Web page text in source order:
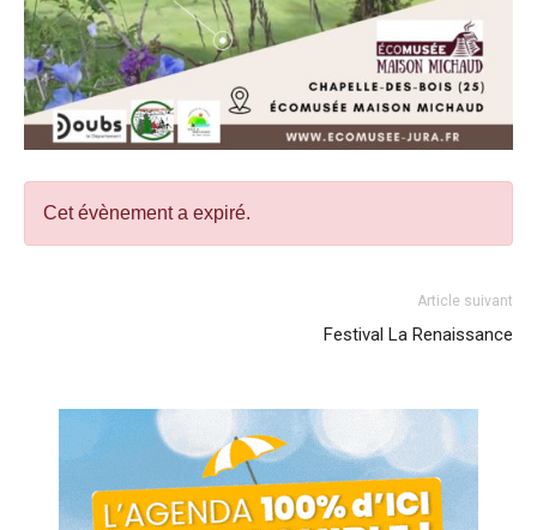
Cet évènement a expiré.
Article suivant
Festival La Renaissance